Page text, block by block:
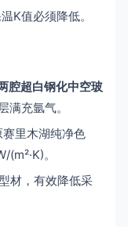
K值必须降低。
腔超白钢化中空玻
满充氩气。
里木湖纯净色
。
材，有效降低采